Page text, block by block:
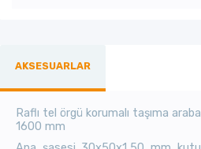
AKSESUARLAR
Raflı tel örgü korumalı taşıma
1600 mm